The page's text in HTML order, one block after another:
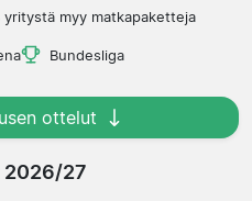
yritystä myy matkapaketteja
Bundesliga
ottelut
2026/27